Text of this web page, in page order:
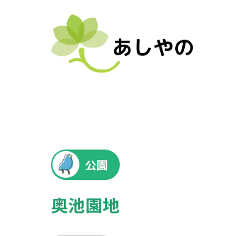
公園
奥池園地